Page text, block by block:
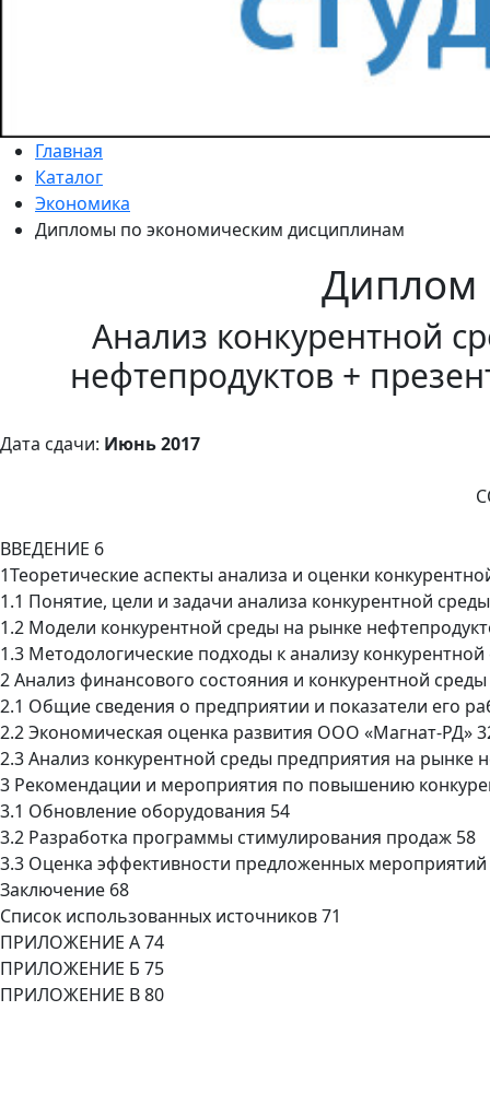
Главная
Каталог
Экономика
Дипломы по экономическим дисциплинам
Диплом
Анализ конкурентной
нефтепродуктов +
Дата сдачи: Июнь 2017
ВВЕДЕНИЕ 6
1Теоретические аспекты анализа и оценки
1.1 Понятие, цели и задачи анализа конкурентной
1.2 Модели конкурентной среды на рынке
1.3 Методологические подходы к анализу
2 Анализ финансового состояния и конкурентной
2.1 Общие сведения о предприятии и показатели его
2.2 Экономическая оценка развития ООО «Магнат-РД»
2.3 Анализ конкурентной среды предприятия на рынке
3 Рекомендации и мероприятия по повышению
3.1 Обновление оборудования 54
3.2 Разработка программы стимулирования продаж 58
3.3 Оценка эффективности предложенных мероприятий
Заключение 68
Список использованных источников 71
ПРИЛОЖЕНИЕ А 74
ПРИЛОЖЕНИЕ Б 75
ПРИЛОЖЕНИЕ В 80